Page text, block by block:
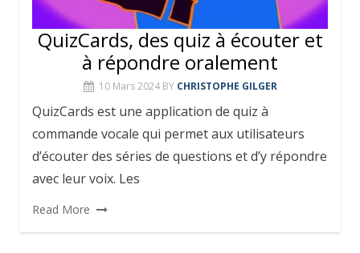
QuizCards, des quiz à écouter et
à répondre oralement
10 Mars 2024 BY CHRISTOPHE GILGER
QuizCards est une application de quiz à
commande vocale qui permet aux utilisateurs
d’écouter des séries de questions et d’y répondre
avec leur voix. Les
Read More